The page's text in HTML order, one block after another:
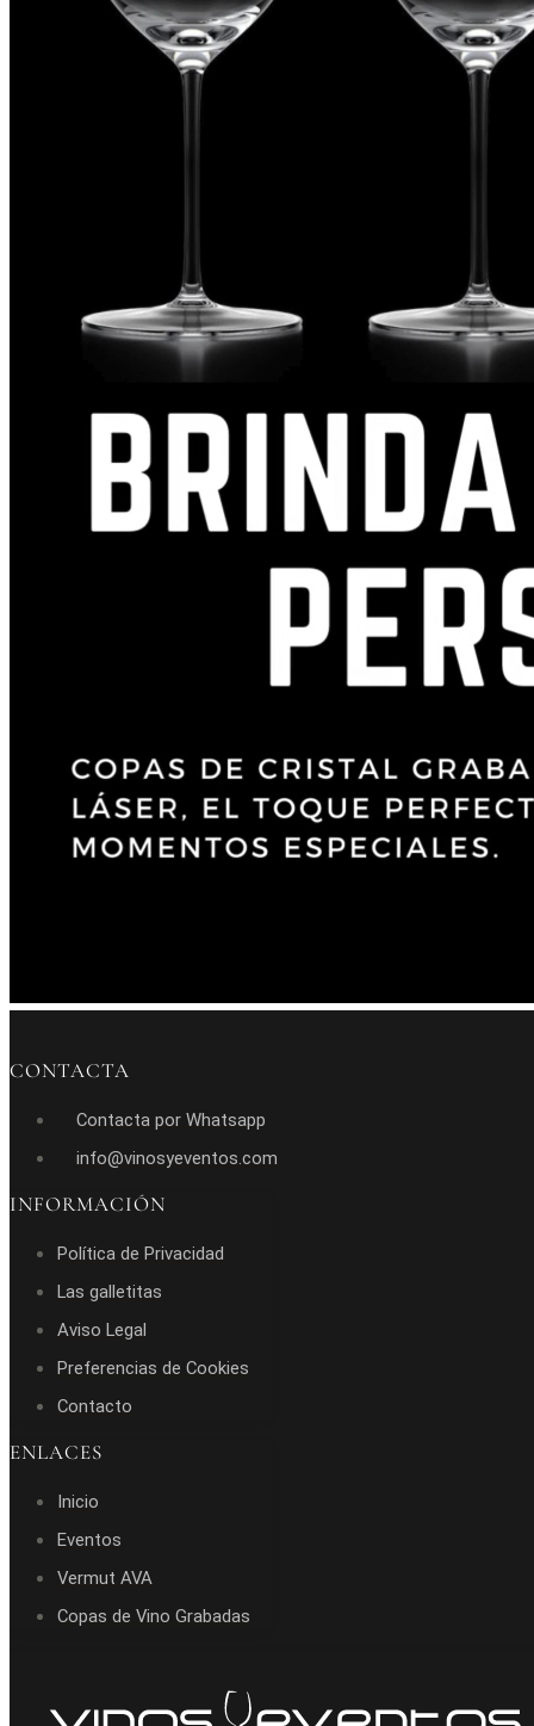
CONTACTA
Contacta por Whatsapp
info@vinosyeventos.com
INFORMACIÓN
Política de Privacidad
Las galletitas
Aviso Legal
Preferencias de Cookies
Contacto
ENLACES
Inicio
Eventos
Vermut AVA
Copas de Vino Grabadas